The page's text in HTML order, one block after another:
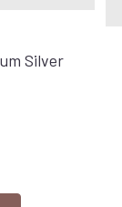
Silver